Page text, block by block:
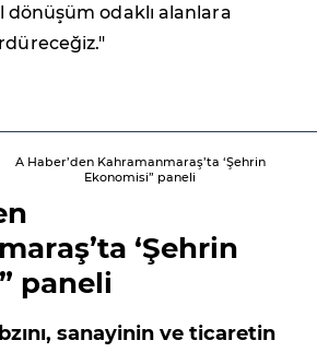
odaklı alanlara
A Haber’den Kahramanmaraş’ta ‘Şehrin
Ekonomisi” paneli
‘Şehrin
paneli
sanayinin ve ticaretin